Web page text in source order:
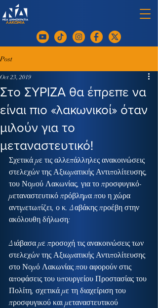
Post
Στο ΣΥΡΙΖΑ θα έπρεπε να
είναι πιο «λακωνικοί» όταν
μιλούν για το
μεταναστευτικό!
Oct 23, 2019
Σχετικά με τις αλλεπάλληλες ανακοινώσεις
στελεχών της Αξιωματικής Αντιπολίτευσης,
του Νομού Λακωνίας, για το προσφυγικό-
μεταναστευτικό πρόβλημα που η χώρα
αντιμετωπίζει, ο κ. Δαβάκης προέβη στην
ακόλουθη δήλωση:
Διάβασα με προσοχή τις ανακοινώσεις των
στελεχών της Αξιωματικής Αντιπολίτευσης
στο Νομό Λακωνίας που αφορούν στις
αποφάσεις του υπουργείου Προστασίας του
Πολίτη, σχετικά με τη διαχείριση του
προσφυγικού και μεταναστευτικού